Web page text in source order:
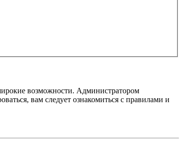
возможности. Администратором
вам следует ознакомиться с правилами и